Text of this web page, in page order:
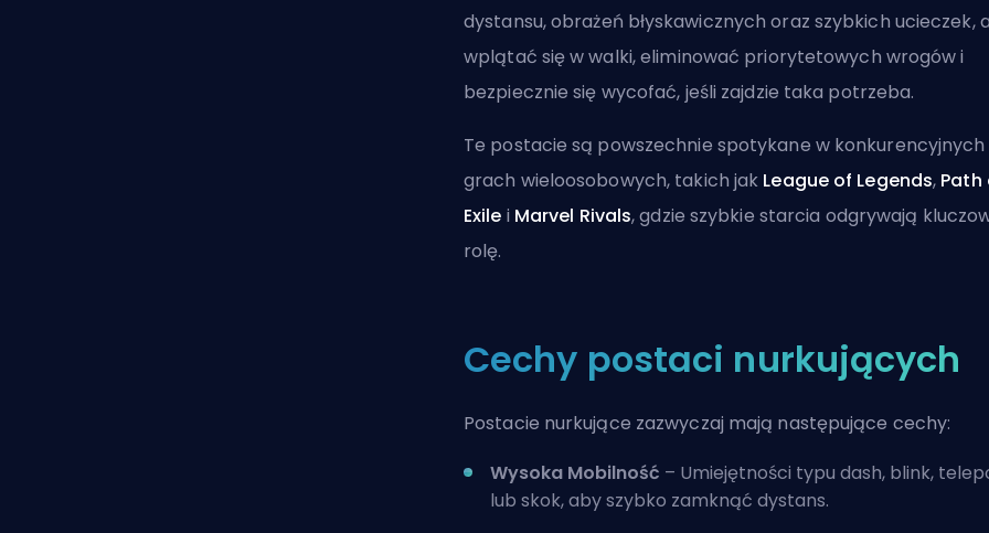
dystansu,obrażeń błyskawicznych oraz szybkich ucieczek,
wplątać się w walki, eliminować priorytetowych wrogów i
bezpiecznie się wycofać, jeśli zajdzie taka potrzeba.
Te postacie są powszechnie spotykane w konkurencyjnych
grach wieloosobowych, takich jak League of Legends, Path
Exile i Marvel Rivals, gdzie szybkie starcia odgrywają
rolę.
Cechy postaci nurkujących
Postacie nurkujące zazwyczaj mają następujące cechy:
Wysoka Mobilność – Umiejętności typu dash, blink,
lub skok, aby szybko zamknąć dystans.